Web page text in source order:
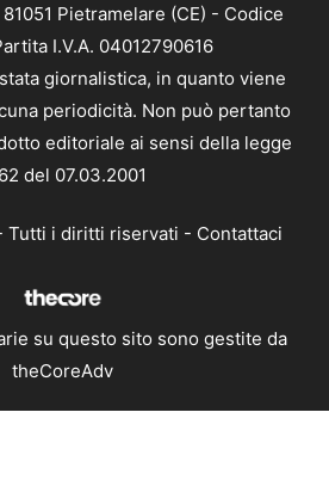
Pietramelare (CE) - Codice
I.V.A. 04012790616
giornalistica, in quanto viene
periodicità. Non può pertanto
editoriale ai sensi della legge
del 07.03.2001
i diritti riservati - Contattaci
su questo sito sono gestite da
theCoreAdv